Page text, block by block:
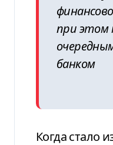
при этом
банком
Когда стало